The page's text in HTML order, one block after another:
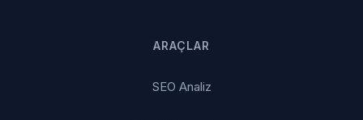
ARAÇLAR
SEO Analiz